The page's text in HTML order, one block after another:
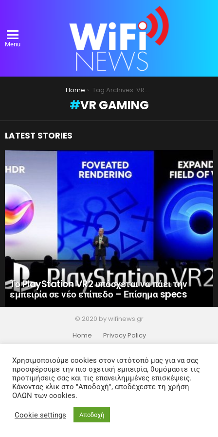
Menu
Home Tag Archives: VR Gaming
VR GAMING
LATEST STORIES
Το PlayStation VR2 υπόσχεται να πάει την
εμπειρία σε νέο επίπεδο – Επίσημα specs
© 2020 by wifinews.gr
Home
Privacy Policy
Χρησιμοποιούμε cookies στον ιστότοπό μας για να σας
προσφέρουμε την πιο σχετική εμπειρία, θυμόμαστε τις
προτιμήσεις σας και τις επανειλημμένες επισκέψεις.
Κάνοντας κλικ στο "Αποδοχή", αποδέχεστε τη χρήση
ΟΛΩΝ των cookies.
Cookie settings Αποδοχή